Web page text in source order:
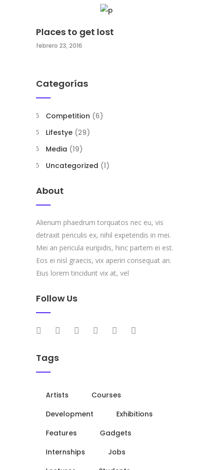
Places to get lost
febrero 23, 2016
Categorías
Competition (6)
Lifestye (29)
Media (19)
Uncategorized (1)
About
Alienum phaedrum torquatos nec eu, vis
detraxit periculis ex, nihil expetendis in mei.
Mei an pericula euripidis, hinc partem ei est.
Eos ei nisl graecis, vix aperiri consequat an.
Eius lorem tincidunt vix at, vel
Follow Us
Tags
Artists
Courses
Development
Exhibitions
Features
Gadgets
Internships
Jobs